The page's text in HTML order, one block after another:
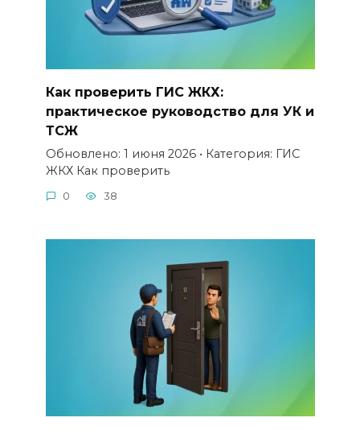
Как проверить ГИС ЖКХ:
практическое руководство для УК и
ТСЖ
Обновлено: 1 июня 2026 • Категория: ГИС
ЖКХ Как проверить
0 38